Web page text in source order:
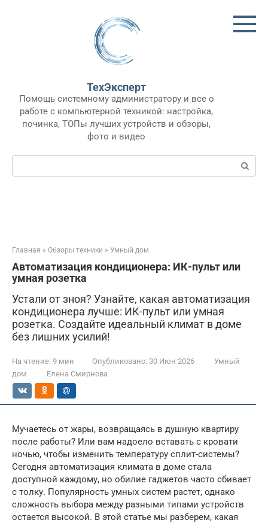
ТехЭксперт
Помощь системному администратору и все о
работе с компьютерной техникой: настройка,
починка, ТОПы лучших устройств и обзоры,
фото и видео
Поиск:
Главная » Обзоры техники » Умный дом
Автоматизация кондиционера: ИК-пульт или
умная розетка
Устали от зноя? Узнайте, какая автоматизация
кондиционера лучше: ИК-пульт или умная
розетка. Создайте идеальный климат в доме
без лишних усилий!
На чтение: 9 мин Опубликовано: 30 Июн 2026
Умный
дом
Елена Смирнова
Мучаетесь от жары, возвращаясь в душную квартиру
после работы? Или вам надоело вставать с кровати
ночью, чтобы изменить температуру сплит-системы?
Сегодня автоматизация климата в доме стала
доступной каждому, но обилие гаджетов часто сбивает
с толку. Популярность умных систем растет, однако
сложность выбора между разными типами устройств
остается высокой. В этой статье мы разберем, какая